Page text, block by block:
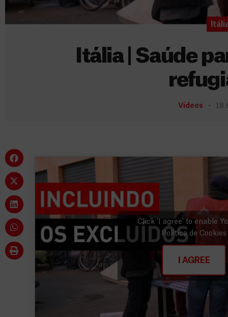
Itália | Saúde
Vídeos 18
Click 'I agree' to enable
Política de Cookies
I AGREE